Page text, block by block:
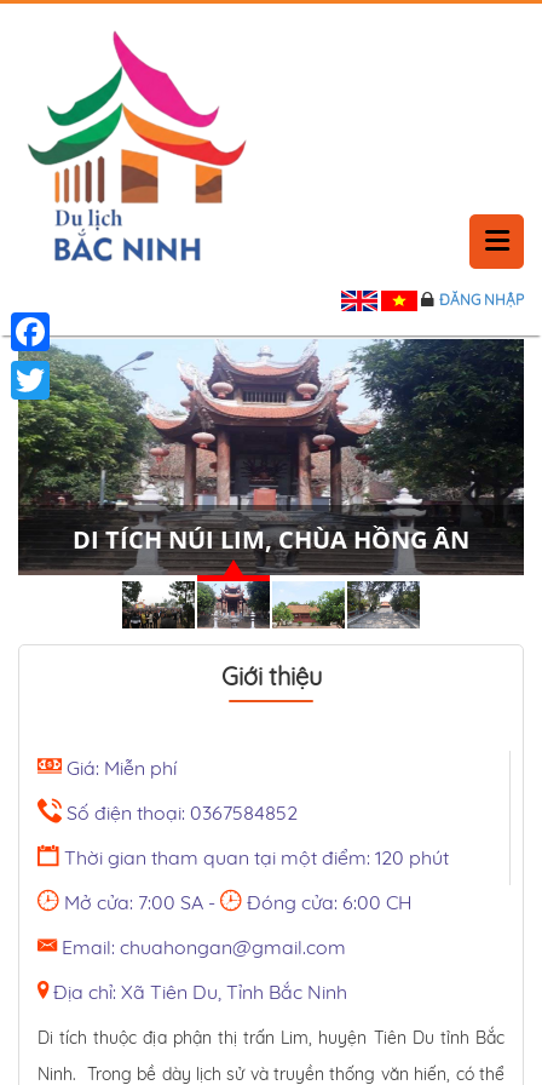
PHẢN HỒI
LỊCH SỬ
LIÊN HỆ
ĐĂNG NHẬP
DI TÍCH NÚI LIM, CHÙA HỒNG ÂN
Giới thiệu
Giá: Miễn phí
Số điện thoại: 0367584852
Thời gian tham quan tại một điểm: 120 phút
Mở cửa: 7:00 SA -
Đóng cửa: 6:00 CH
Email: chuahongan@gmail.com
Địa chỉ: Xã Tiên Du, Tỉnh Bắc Ninh
Di tích thuộc địa phận thị trấn Lim, huyện Tiên Du tỉnh Bắc
Ninh. Trong bề dày lịch sử và truyền thống văn hiến, có thể
Facebook
Twitter